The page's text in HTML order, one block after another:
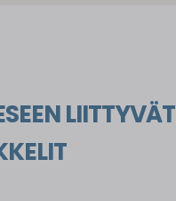
LIITTYVÄT